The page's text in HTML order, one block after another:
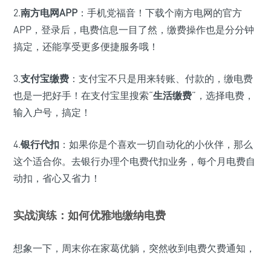
2.南方电网APP ：手机党福音！下载个南方电网的官方
APP，登录后，电费信息一目了然，缴费操作也是分分钟
搞定，还能享受更多便捷服务哦！
3.支付宝缴费 ：支付宝不只是用来转账、付款的，缴电费
也是一把好手！在支付宝里搜索“生活缴费”，选择电费，
输入户号，搞定！
4.银行代扣 ：如果你是个喜欢一切自动化的小伙伴，那么
这个适合你。去银行办理个电费代扣业务，每个月电费自
动扣，省心又省力！
实战演练：如何优雅地缴纳电费
想象一下，周末你在家葛优躺，突然收到电费欠费通知，